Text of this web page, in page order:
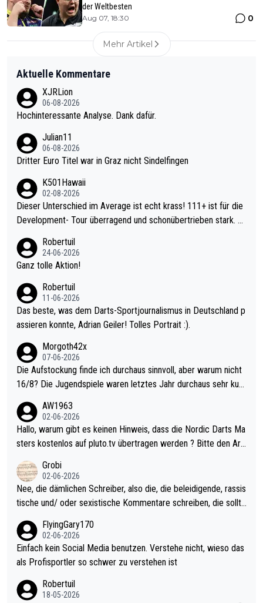
der Weltbesten
Aug 07, 18:30 0
Mehr Artikel
Aktuelle Kommentare
XJRLion
06-08-2026
Hochinteressante Analyse. Dank dafür.
Julian11
06-08-2026
Dritter Euro Titel war in Graz nicht Sindelfingen
K501Hawaii
02-08-2026
Dieser Unterschied im Average ist echt krass! 111+ ist für die
Development- Tour überragend und schonübertrieben stark. U
mal 40+ erst recht. Da gewinnst keinen Blumentopf - ist ja noc
h krasser wie ein Pokalspiel eines Kreisligisten vs einem Bund
Robertuil
24-06-2026
Ganz tolle Aktion!
Robertuil
11-06-2026
Das beste, was dem Darts-Sportjournalismus in Deutschland p
assieren konnte, Adrian Geiler! Tolles Portrait :).
Morgoth42x
07-06-2026
Die Aufstockung finde ich durchaus sinnvoll, aber warum nicht
16/8? Die Jugendspiele waren letztes Jahr durchaus sehr kurz
Allerdings ist Mitchell Lawrie als Nummer 1 der Welt eh qualifi
ziert. Somit ändert die automatische Qualifikation des Weltmei
sters erstmal nichts. Ich denke sie wollen damit für nächstes J
ohl wenig WDF Turniere spielen. Dies war bei Archie Self letzt
es Jahr der Fall. Er musste als amtierender Weltmeister durch
den Qualifier und ich glaube kaum, dass Mitchel sich das (in Ve
gas) antun würde, wenn er doch eigentlich die PDC-WM als Zi
el hat.
AW1963
02-06-2026
Hallo, warum gibt es keinen Hinweis, dass die Nordic Darts Ma
sters kostenlos auf pluto.tv übertragen werden ? Bitte den Arti
Grobi
02-06-2026
Nee, die dämlichen Schreiber, also die, die beleidigende, rassis
tische und/ oder sexistische Kommentare schreiben, die sollte
s Leben in den Griff kriegen. Nur eins wundert mich: Luke Little
r war doch neulich erst derjenige, der über Social Media GvV p
rovoziert hat. Und Littlers Mutter schießt öfters mal gegen Ric
FlyingGary170
02-06-2026
Einfach kein Social Media benutzen. Verstehe nicht, wieso das
als Profisportler so schwer zu verstehen ist
Robertuil
18-05-2026